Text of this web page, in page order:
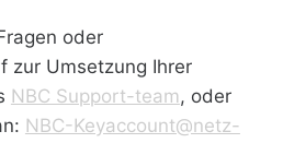
oder
zur Umsetzung Ihrer
NBC Support-team, oder
NBC-Keyaccount@netz-